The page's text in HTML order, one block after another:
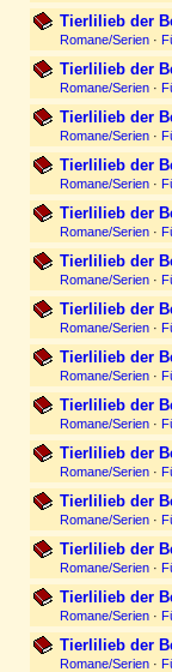
Tierlilieb der
Romane/Serien ·
Tierlilieb der
Romane/Serien ·
Tierlilieb der
Romane/Serien ·
Tierlilieb der
Romane/Serien ·
Tierlilieb der
Romane/Serien ·
Tierlilieb der
Romane/Serien ·
Tierlilieb der
Romane/Serien ·
Tierlilieb der
Romane/Serien ·
Tierlilieb der
Romane/Serien ·
Tierlilieb der
Romane/Serien ·
Tierlilieb der
Romane/Serien ·
Tierlilieb der
Romane/Serien ·
Tierlilieb der
Romane/Serien ·
Tierlilieb der
Romane/Serien ·